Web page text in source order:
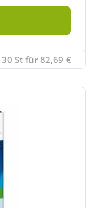
30 St für 82,69 €